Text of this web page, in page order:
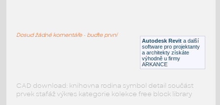
Moventi OffcDsks Arby MFC BenchAutodesk Revit a další
software pro projektanty
a architekty získáte
výhodně u firmy
ARKANCE
Dosud žádné komentáře - buďte první
CAD download: knihovna rodina symbol detail součást
prvek stafáž výkres kategorie kolekce free block library